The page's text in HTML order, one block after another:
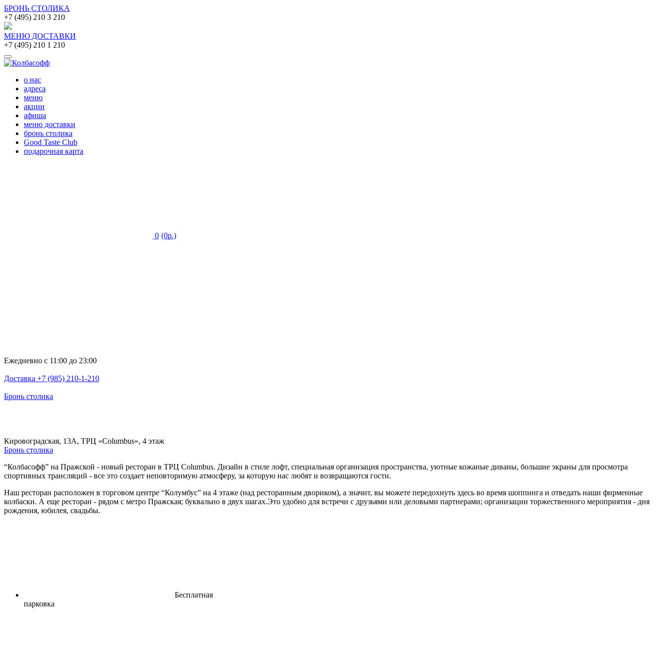
БРОНЬ СТОЛИКА
+7 (495) 210 3 210
МЕНЮ ДОСТАВКИ
+7 (495) 210 1 210
о нас
адреса
меню
акции
афиша
меню доставки
бронь столика
Good Taste Club
подарочная карта
0 (0р.)
Ежедневно с 11:00 до 23:00
Доставка +7 (985) 210-1-210
Бронь столика
Кировоградская, 13А, ТРЦ «Columbus», 4 этаж
Бронь столика
“Колбасофф” на Пражской - новый ресторан в ТРЦ Columbus. Дизайн в стиле лофт, специальная организация пространства, уютные кожаные диваны, большие экраны для просмотра
спортивных трансляций - все это создает неповторимую атмосферу, за которую нас любят и возвращаются гости.
Наш ресторан расположен в торговом центре “Колумбус” на 4 этаже (над ресторанным двориком), а значит, вы можете передохнуть здесь во время шоппинга и отведать наши фирменные
колбаски. А еще ресторан - рядом с метро Пражская; буквально в двух шагах.Это удобно для встречи с друзьями или деловыми партнерами; организации торжественного мероприятия - дня
рождения, юбилея, свадьбы.
Бесплатная
парковка